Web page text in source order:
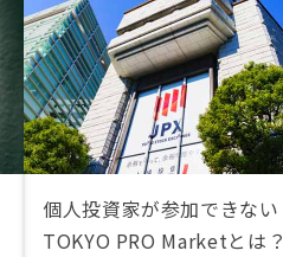
個人投資家が参加できない
TOKYO PRO Marketとは？